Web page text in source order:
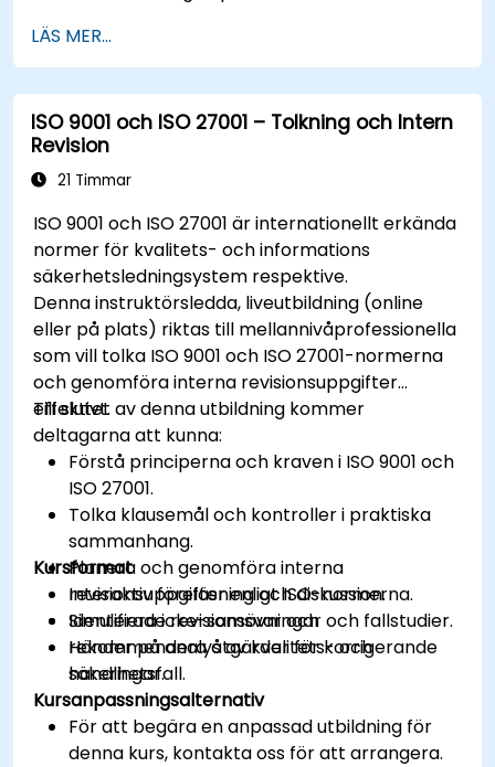
LÄS MER...
ISO 9001 och ISO 27001 – Tolkning och Intern
Revision
21 Timmar
ISO 9001 och ISO 27001 är internationellt erkända
normer för kvalitets- och informations
säkerhetsledningsystem respektive.
Denna instruktörsledda, liveutbildning (online
eller på plats) riktas till mellannivåprofessionella
som vill tolka ISO 9001 och ISO 27001-normerna
och genomföra interna revisionsuppgifter
effektivt.
Till slutet av denna utbildning kommer
deltagarna att kunna:
Förstå principerna och kraven i ISO 9001 och
ISO 27001.
Tolka klausemål och kontroller i praktiska
sammanhang.
Planera och genomföra interna
revisionsuppgifter enligt ISO-normerna.
Identifiera icke-samsvar och
rekommendera åtgärder för korrigerande
handlingar.
Kursformat
Interaktiv föreläsning och diskussion.
Simulerade revisionsövningar och fallstudier.
Händer på analys av kvalitets- och
säkerhetsfall.
Kursanpassningsalternativ
För att begära en anpassad utbildning för
denna kurs, kontakta oss för att arrangera.